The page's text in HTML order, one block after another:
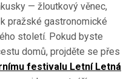
— žloutkový věnec,
pražské gastronomické
století. Pokud byste
domů, projděte se přes
festivalu Letní Letná